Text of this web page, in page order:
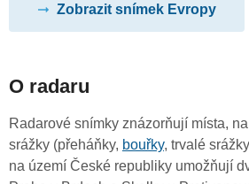
Zobrazit snímek Evropy
O radaru
Radarové snímky znázorňují místa,
srážky (přeháňky, bouřky, trvalé
na území České republiky umožňují